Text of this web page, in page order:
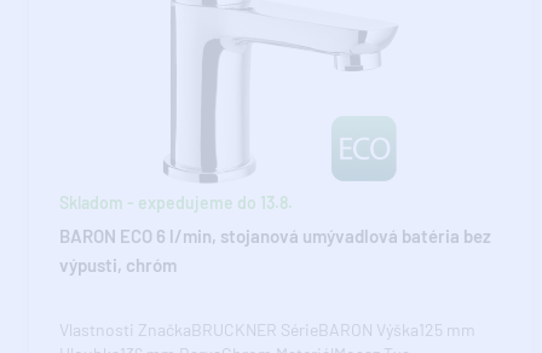
Skladom - expedujeme do 13.8.
BARON ECO 6 l/min, stojanová umývadlová batéria bez
výpusti, chróm
Vlastnosti ZnačkaBRUCKNER SérieBARON Výška125 mm